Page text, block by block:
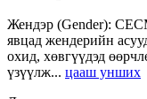
Жендэр (Gender):
явцад жендерийн
охид, хөвгүүдэд
үзүүлж... цааш унших